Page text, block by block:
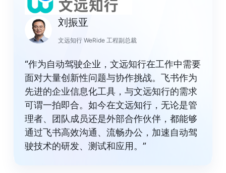
刘振亚
文远知行 WeRide 工程副总裁
“作为自动驾驶企业，文远知行在工作中需要
面对大量创新性问题与协作挑战。飞书作为
先进的企业信息化工具，与文远知行的需求
可谓一拍即合。如今在文远知行，无论是管
理者、团队成员还是外部合作伙伴，都能够
通过飞书高效沟通、流畅办公，加速自动驾
驶技术的研发、测试和应用。”